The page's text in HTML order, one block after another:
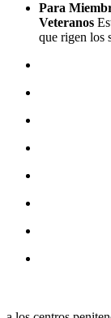
Para
Veteranos
que rigen los